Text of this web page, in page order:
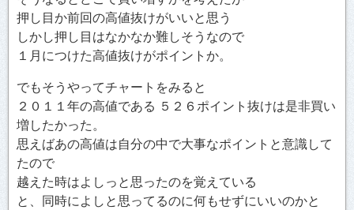
押し目か前回の高値抜けがいいと思う
しかし押し目はなかなか難しそうなので
１月につけた高値抜けがポイントか。
でもそうやってチャートをみると
２０１１年の高値である ５２６ポイント抜けは是非買い
増したかった。
思えばあの高値は自分の中で大事なポイントと意識して
たので
越えた時はよしっと思ったのを覚えている
と、同時によしと思ってるのに何もせずにいいのかと